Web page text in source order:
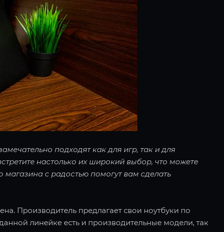
подходят как для игр, так и для
настолько их широкий выбор, что можете
с радостью помогут вам сделать
Производитель предлагает свои ноутбуки по
линейке есть и производительные модели, так